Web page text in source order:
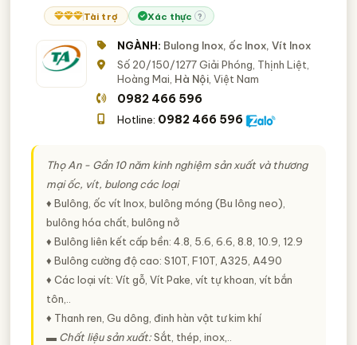
Tài trợ Xác thực ?
NGÀNH: Bulong Inox, ốc Inox, Vít Inox
Số 20/150/1277 Giải Phóng, Thịnh Liệt,
Hoàng Mai, Hà Nội, Việt Nam
0982 466 596
Hotline: 0982 466 596
Thọ An - Gần 10 năm kinh nghiệm sản xuất và thương
mại ốc, vít, bulong các loại
♦ Bulông, ốc vít Inox, bulông móng (Bu lông neo),
bulông hóa chất, bulông nở
♦ Bulông liên kết cấp bền: 4.8, 5.6, 6.6, 8.8, 10.9, 12.9
♦ Bulông cường độ cao: S10T, F10T, A325, A490
♦ Các loại vít: Vít gỗ, Vít Pake, vít tự khoan, vít bắn
tôn,..
♦ Thanh ren, Gu dông, đinh hàn vật tư kim khí
▬ Chất liệu sản xuất:Sắt, thép, inox,..